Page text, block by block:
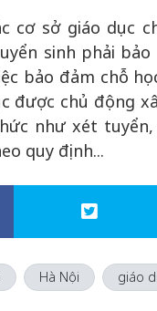
cơ sở giáo dục
sinh phải
bảo đảm chỗ
được chủ động
như xét
quy định...
Hà Nội giáo